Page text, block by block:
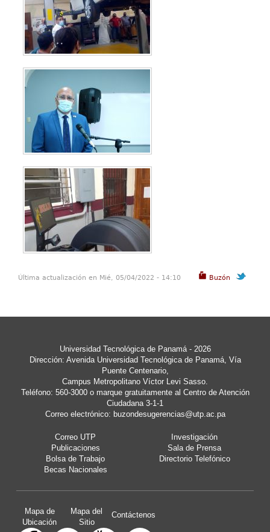
Buzón
Última actualización en Mié, 05/04/2022 - 14:10
Universidad Tecnológica de Panamá - 2026
Dirección: Avenida Universidad Tecnológica de Panamá, Vía
Puente Centenario,
Campus Metropolitano Víctor Levi Sasso.
Teléfono: 560-3000 o marque gratuitamente al Centro de Atención
Ciudadana 3-1-1
Correo electrónico: buzondesugerencias@utp.ac.pa
Correo UTP
Investigación
Publicaciones
Sala de Prensa
Bolsa de Trabajo
Directorio Telefónico
Becas Nacionales
Mapa de
Ubicación
Mapa del
Sitio
Contáctenos